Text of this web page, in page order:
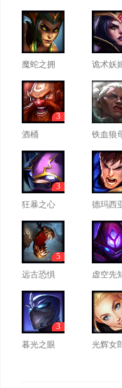
魔蛇之拥 诡术妖
酒桶
3
铁血狼
狂暴之心
3
远古恐惧
5
虚空先
暮光之眼
3
光辉女